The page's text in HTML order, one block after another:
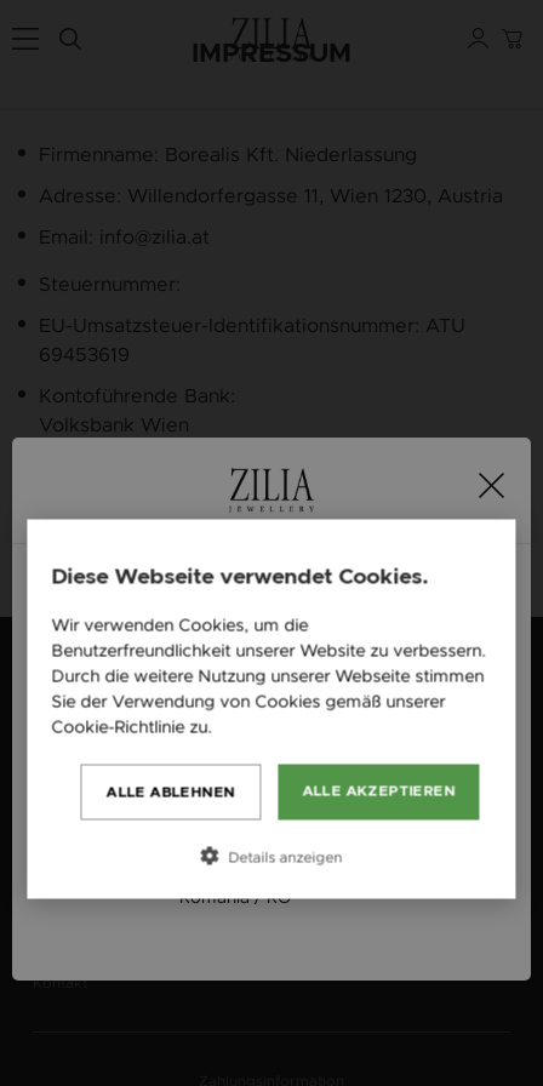
IMPRESSUM
Firmenname: Borealis Kft. Niederlassung
Adresse: Willendorfergasse 11, Wien 1230, Austria
Email: info@zilia.at
Steuernummer:
EU-Umsatzsteuer-Identifikationsnummer: ATU
69453619
Kontoführende Bank:
Volksbank Wien
Bankkontonummer / IBAN:
AT46 4300 0486 4403 3002
VBOEATWW
SOCIAL MEDIA
Facebook
@ziliajewelry
Österreich / AT
Kontakt
info@zilia.at
England / EN
Česká republika / CZ
Slovensko / SK
Slovenija / SI
Österreich / AT
România / RO
Diese Webseite verwendet Cookies.
Wir verwenden Cookies, um die
Benutzerfreundlichkeit unserer Website zu verbessern.
Durch die weitere Nutzung unserer Webseite stimmen
Sie der Verwendung von Cookies gemäß unserer
Cookie-Richtlinie zu.
ALLE AKZEPTIEREN
ALLE ABLEHNEN
Details anzeigen